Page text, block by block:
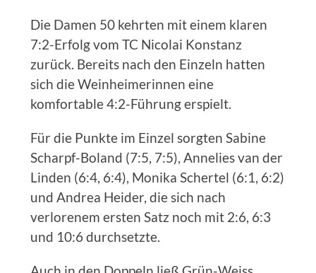
Die Damen 50 kehrten mit einem klaren
7:2-Erfolg vom TC Nicolai Konstanz
zurück. Bereits nach den Einzeln hatten
sich die Weinheimerinnen eine
komfortable 4:2-Führung erspielt.
Für die Punkte im Einzel sorgten Sabine
Scharpf-Boland (7:5, 7:5), Annelies van der
Linden (6:4, 6:4), Monika Schertel (6:1, 6:2)
und Andrea Heider, die sich nach
verlorenem ersten Satz noch mit 2:6, 6:3
und 10:6 durchsetzte.